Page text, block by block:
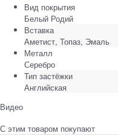
Вид покрытия
Белый Родий
Вставка
Аметист, Топаз, Эмаль
Металл
Серебро
Тип застёжки
Английская
Видео
С этим товаром покупают